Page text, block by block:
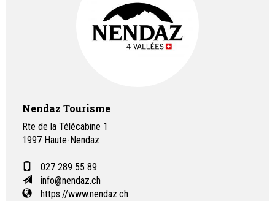
Nendaz Tourisme
Rte de la Télécabine 1
1997 Haute-Nendaz
027 289 55 89
info@nendaz.ch
https://www.nendaz.ch